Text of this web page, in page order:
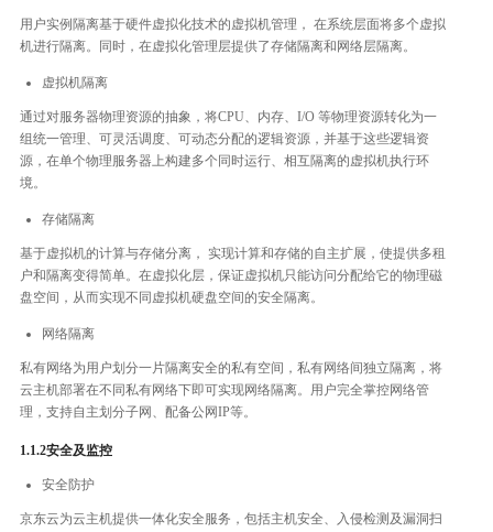
用户实例隔离基于硬件虚拟化技术的虚拟机管理， 在系统层面将多个虚拟
机进⾏隔离。同时，在虚拟化管理层提供了存储隔离和网络层隔离。
虚拟机隔离
通过对服务器物理资源的抽象，将CPU、内存、I/O 等物理资源转化为一
组统一管理、可灵活调度、可动态分配的逻辑资源，并基于这些逻辑资
源，在单个物理服务器上构建多个同时运行、相互隔离的虚拟机执行环
境。
存储隔离
基于虚拟机的计算与存储分离， 实现计算和存储的自主扩展，使提供多租
户和隔离变得简单。在虚拟化层，保证虚拟机只能访问分配给它的物理磁
盘空间，从而实现不同虚拟机硬盘空间的安全隔离。
网络隔离
私有网络为用户划分一片隔离安全的私有空间，私有网络间独立隔离，将
云主机部署在不同私有网络下即可实现网络隔离。用户完全掌控网络管
理，支持自主划分子网、配备公网IP等。
1.1.2安全及监控
安全防护
京东云为云主机提供一体化安全服务，包括主机安全、入侵检测及漏洞扫